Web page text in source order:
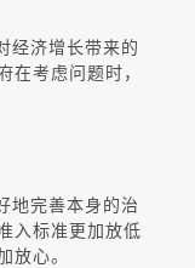
经济增长带来的
在考虑问题时，
地完善本身的治
入标准更加放低
放心。